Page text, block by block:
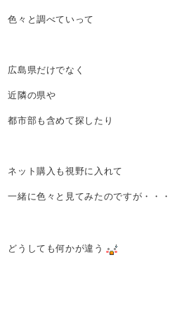
色々と調べていって
広島県だけでなく
近隣の県や
都市部も含めて探したり
ネット購入も視野に入れて
一緒に色々と見てみたのですが・・・
どうしても何かが違う